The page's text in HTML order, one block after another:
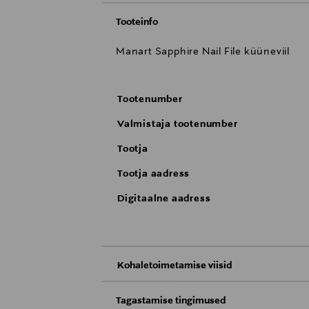
Tooteinfo
Manart Sapphire Nail File küüneviil
Tootenumber
Valmistaja tootenumber
Tootja
Tootja aadress
Digitaalne aadress
Kohaletoimetamise viisid
Tagastamise tingimused